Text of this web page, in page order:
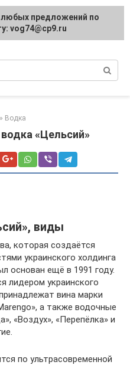
» Водка
«Цельсий»
виды
которая создаётся
украинского холдинга
основан ещё в 1991 году.
лидером украинского
вина марки
а также водочные
«Воздух», «Перепёлка» и
по ультрасовременной
предложений по
vog74@cp9.ru